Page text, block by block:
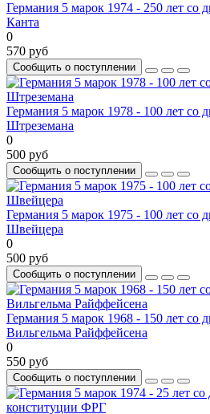
Германия 5 марок 1974 - 250 лет со
Канта
0
570 руб
Сообщить о поступлении
Германия 5 марок 1978 - 100 лет со
Штреземана
0
500 руб
Сообщить о поступлении
Германия 5 марок 1975 - 100 лет со
Швейцера
0
500 руб
Сообщить о поступлении
Германия 5 марок 1968 - 150 лет со
Вильгельма Райффейсена
0
550 руб
Сообщить о поступлении